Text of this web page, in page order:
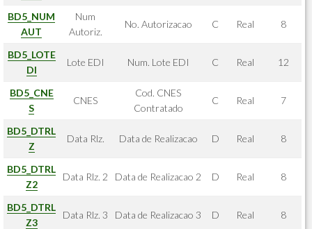
BD5_NUM
AUT
Num
Autoriz.
No. Autorizacao C Real 8
BD5_LOTE
DI
Lote EDI Num. Lote EDI C Real 12
BD5_CNE
S
CNES
Cod. CNES
Contratado
C Real 7
BD5_DTRL
Z
Data Rlz. Data de Realizacao D Real 8
BD5_DTRL
Z2
Data Rlz. 2 Data de Realizacao 2 D Real 8
BD5_DTRL
Z3
Data Rlz. 3 Data de Realizacao 3 D Real 8